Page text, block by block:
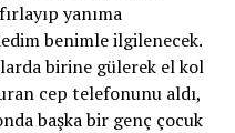
yanıma
benimle ilgilenecek.
birine gülerek el kol
cep telefonunu aldı,
başka bir genç çocuk